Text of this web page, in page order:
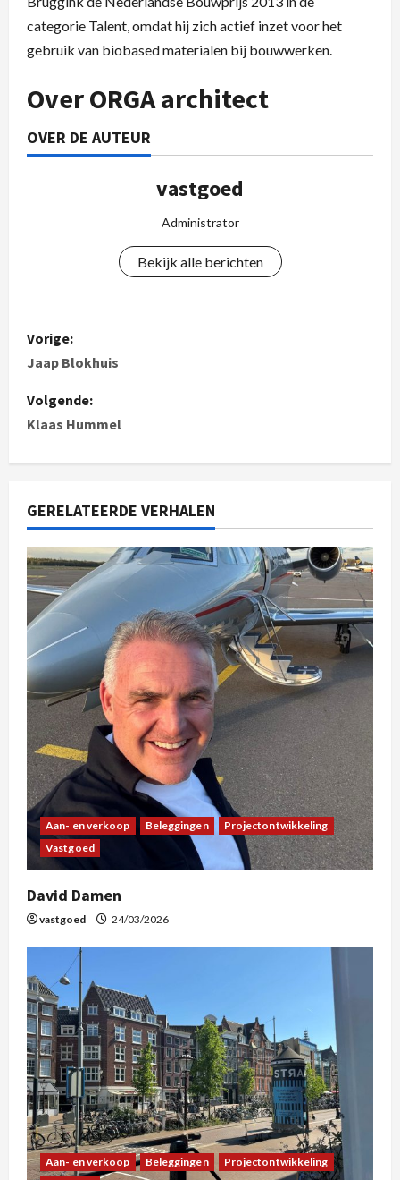
categorie Talent, omdat hij zich actief inzet voor het
gebruik van biobased materialen bij bouwwerken.
Over ORGA architect
OVER DE AUTEUR
vastgoed
Administrator
Bekijk alle berichten
Vorige:
Jaap Blokhuis
Volgende:
Klaas Hummel
GERELATEERDE VERHALEN
Aan- en verkoop Beleggingen
Projectontwikkeling
Vastgoed
David Damen
vastgoed 24/03/2026
Aan- en verkoop Beleggingen
Projectontwikkeling